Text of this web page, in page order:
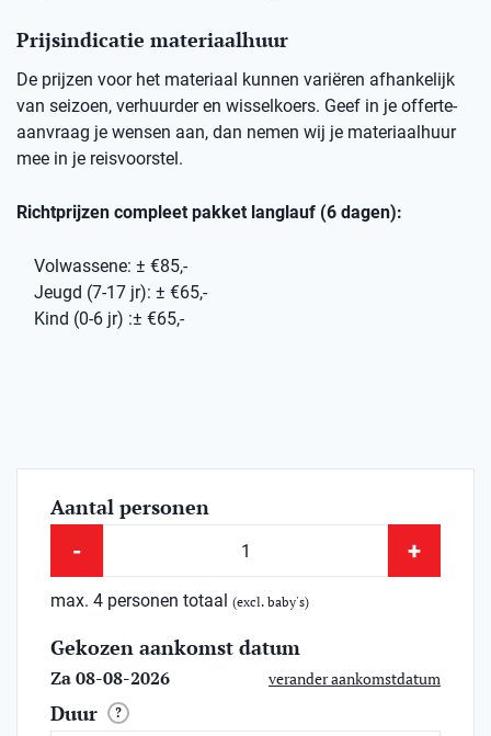
Prijsindicatie materiaalhuur
De prijzen voor het materiaal kunnen variëren afhankelijk
van seizoen, verhuurder en wisselkoers. Geef in je offerte-
aanvraag je wensen aan, dan nemen wij je materiaalhuur
mee in je reisvoorstel.
Richtprijzen compleet pakket langlauf (6 dagen):
Volwassene: ± €85,-
Jeugd (7-17 jr): ± €65,-
Kind (0-6 jr) :± €65,-
Aantal personen
- +
max. 4 personen totaal (excl. baby's)
Gekozen aankomst datum
Za 08-08-2026 verander aankomstdatum
Duur ?